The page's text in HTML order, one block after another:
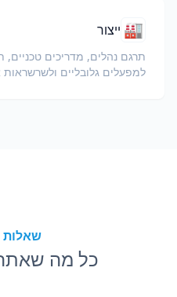
🏭 ייצור
למפעלים גלובליים
שאלות
כל מה